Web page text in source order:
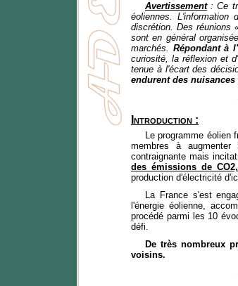
Avertissement: Ce
éoliennes.
discrétion. Des réunions
sont en général
marchés. Répondant à
curiosité, la réflexion et
tenue à l'écart des
endurent des
Introduction :
Le programme éolien
membres à augmenter
contraignante mais
des émissions de
production d'électricité
La France s'est
l'énergie éolienne,
procédé parmi les 10
défi.
De très nombreux
voisins.